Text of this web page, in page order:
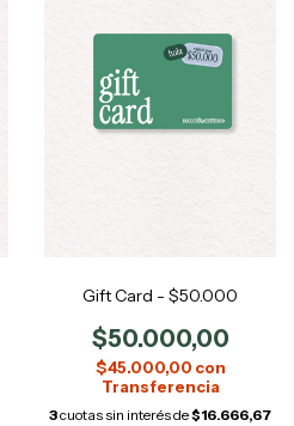
Gift Card - $50.000
$50.000,00
$45.000,00 con
3cuotas sin interés de$16.666,67